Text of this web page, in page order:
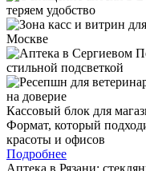
Кассовый блок для
Формат, который
красоты и офисов
Подробнее
Аптека в Рязани: